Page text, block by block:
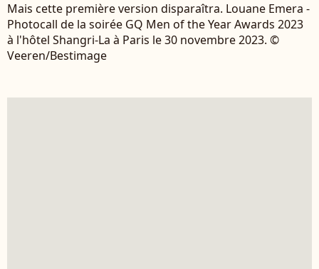
Mais cette première version disparaîtra. Louane Emera -
Photocall de la soirée GQ Men of the Year Awards 2023
à l'hôtel Shangri-La à Paris le 30 novembre 2023. ©
Veeren/Bestimage